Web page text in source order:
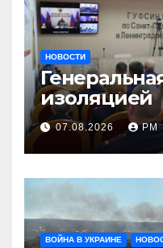
НОВОСТИ
изоляцией
07.08.2026 РМ
ВОЙНА В УКРАИНЕ